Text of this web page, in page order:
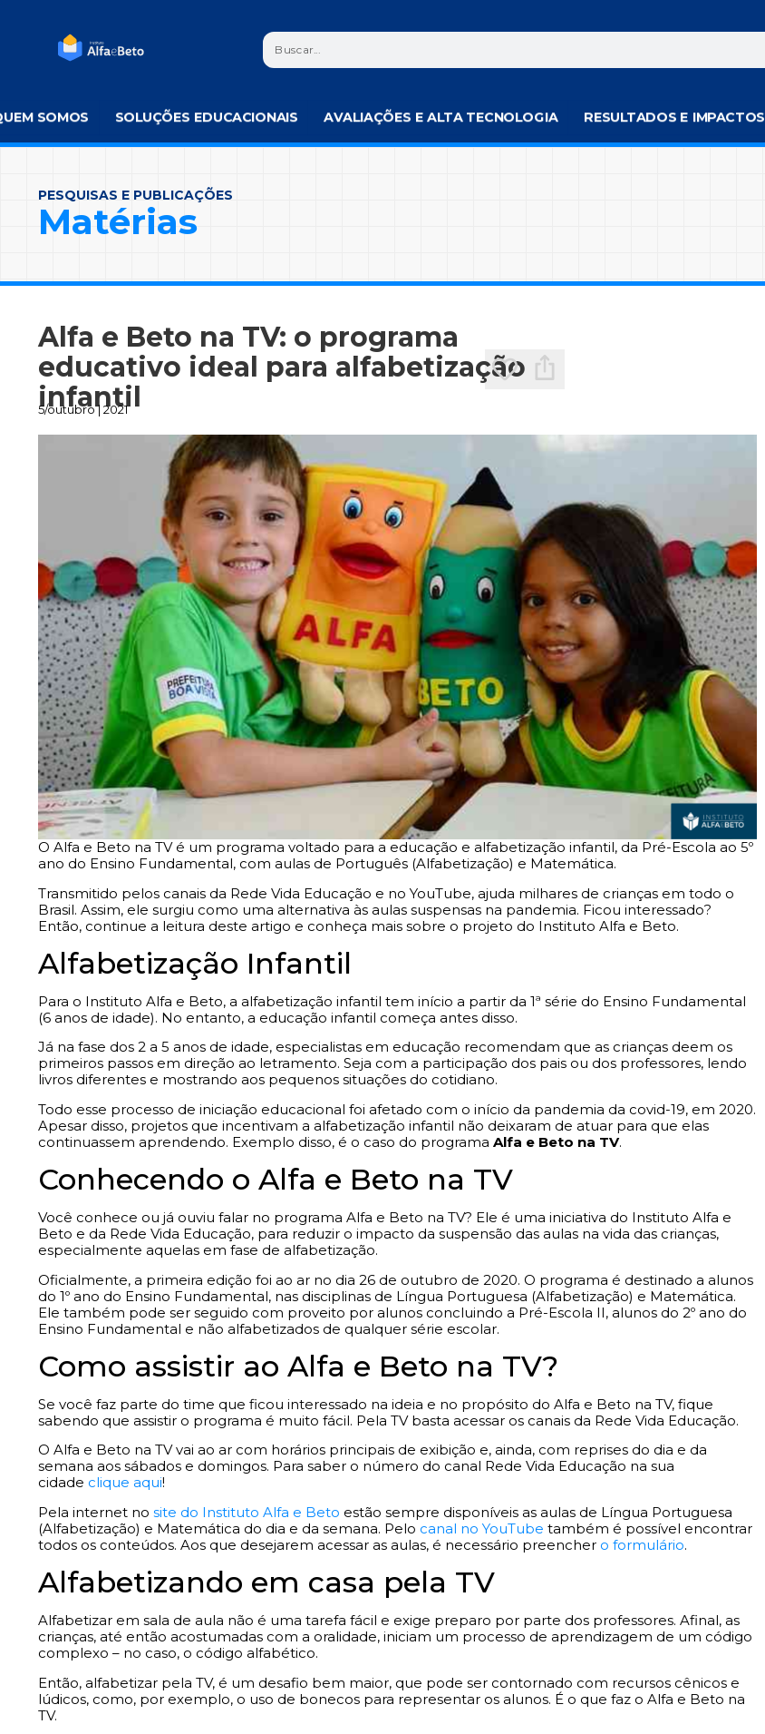
SOMOS SOLUÇÕES EDUCACIONAIS AVALIAÇÕES E ALTA TECNOLOGIA RESULTADOS E IMPACTOS
PESQUISAS E PUBLICAÇÕES
Matérias
Alfa e Beto na TV: o programa
educativo ideal para alfabetização
infantil
5/outubro | 2021
O Alfa e Beto na TV é um programa voltado para a educação e alfabetização infantil, da Pré-Escola ao 5º
ano do Ensino Fundamental, com aulas de Português (Alfabetização) e Matemática.
Transmitido pelos canais da Rede Vida Educação e no YouTube, ajuda milhares de crianças em todo o
Brasil. Assim, ele surgiu como uma alternativa às aulas suspensas na pandemia. Ficou interessado?
Então, continue a leitura deste artigo e conheça mais sobre o projeto do Instituto Alfa e Beto.
Alfabetização Infantil
Para o Instituto Alfa e Beto, a alfabetização infantil tem início a partir da 1ª série do Ensino Fundamental
(6 anos de idade). No entanto, a educação infantil começa antes disso.
Já na fase dos 2 a 5 anos de idade, especialistas em educação recomendam que as crianças deem os
primeiros passos em direção ao letramento. Seja com a participação dos pais ou dos professores, lendo
livros diferentes e mostrando aos pequenos situações do cotidiano.
Todo esse processo de iniciação educacional foi afetado com o início da pandemia da covid-19, em 2020.
Apesar disso, projetos que incentivam a alfabetização infantil não deixaram de atuar para que elas
continuassem aprendendo. Exemplo disso, é o caso do programa Alfa e Beto na TV.
Conhecendo o Alfa e Beto na TV
Você conhece ou já ouviu falar no programa Alfa e Beto na TV? Ele é uma iniciativa do Instituto Alfa e
Beto e da Rede Vida Educação, para reduzir o impacto da suspensão das aulas na vida das crianças,
especialmente aquelas em fase de alfabetização.
Oficialmente, a primeira edição foi ao ar no dia 26 de outubro de 2020. O programa é destinado a alunos
do 1º ano do Ensino Fundamental, nas disciplinas de Língua Portuguesa (Alfabetização) e Matemática.
Ele também pode ser seguido com proveito por alunos concluindo a Pré-Escola II, alunos do 2º ano do
Ensino Fundamental e não alfabetizados de qualquer série escolar.
Como assistir ao Alfa e Beto na TV?
Se você faz parte do time que ficou interessado na ideia e no propósito do Alfa e Beto na TV, fique
sabendo que assistir o programa é muito fácil. Pela TV basta acessar os canais da Rede Vida Educação.
O Alfa e Beto na TV vai ao ar com horários principais de exibição e, ainda, com reprises do dia e da
semana aos sábados e domingos. Para saber o número do canal Rede Vida Educação na sua
cidade clique aqui!
Pela internet no site do Instituto Alfa e Beto estão sempre disponíveis as aulas de Língua Portuguesa
(Alfabetização) e Matemática do dia e da semana. Pelo canal no YouTube também é possível encontrar
todos os conteúdos. Aos que desejarem acessar as aulas, é necessário preencher o formulário.
Alfabetizando em casa pela TV
Alfabetizar em sala de aula não é uma tarefa fácil e exige preparo por parte dos professores. Afinal, as
crianças, até então acostumadas com a oralidade, iniciam um processo de aprendizagem de um código
complexo – no caso, o código alfabético.
Então, alfabetizar pela TV, é um desafio bem maior, que pode ser contornado com recursos cênicos e
lúdicos, como, por exemplo, o uso de bonecos para representar os alunos. É o que faz o Alfa e Beto na
TV.